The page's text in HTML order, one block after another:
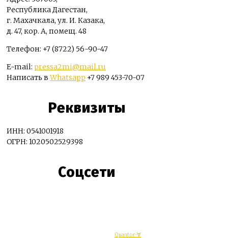
Республика Дагестан,
г. Махачкала, ул. И. Казака,
д. 47, кор. А, помещ. 48
Телефон: +7 (8722) 56-90-47
E-mail: pressa2mi@mail.ru
Написать вWhatsapp +7 989 453-70-07
Реквизиты
ИНН: 0541001918
ОГРН: 1020502529398
Соцсети
Quantor-∀